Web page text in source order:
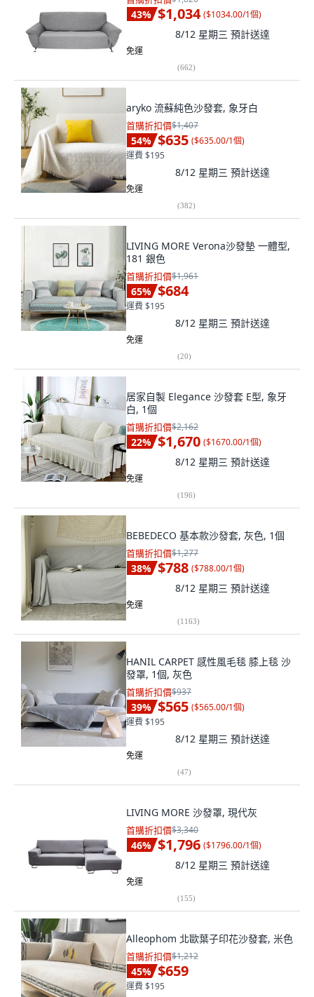
43% $1,034 ($1034.00/1個)
8/12 星期三 預計送達
免運
(662)
aryko 流蘇純色沙發套, 象牙白
首購折扣價$1,407
54% $635 ($635.00/1個)
運費 $195
8/12 星期三 預計送達
免運
(382)
LIVING MORE Verona沙發墊 一體型,
181 銀色
首購折扣價$1,961
65% $684
運費 $195
8/12 星期三 預計送達
免運
(20)
居家自製 Elegance 沙發套 E型, 象牙
白, 1個
首購折扣價$2,162
22% $1,670 ($1670.00/1個)
8/12 星期三 預計送達
免運
(196)
BEBEDECO 基本款沙發套, 灰色, 1個
首購折扣價$1,277
38% $788 ($788.00/1個)
8/12 星期三 預計送達
免運
(1163)
HANIL CARPET 感性風毛毯 膝上毯 沙
發罩, 1個, 灰色
首購折扣價$937
39% $565 ($565.00/1個)
運費 $195
8/12 星期三 預計送達
免運
(47)
LIVING MORE 沙發罩, 現代灰
首購折扣價$3,340
46% $1,796 ($1796.00/1個)
8/12 星期三 預計送達
免運
(155)
Alleophom 北歐葉子印花沙發套, 米色
首購折扣價$1,212
45% $659
運費 $195